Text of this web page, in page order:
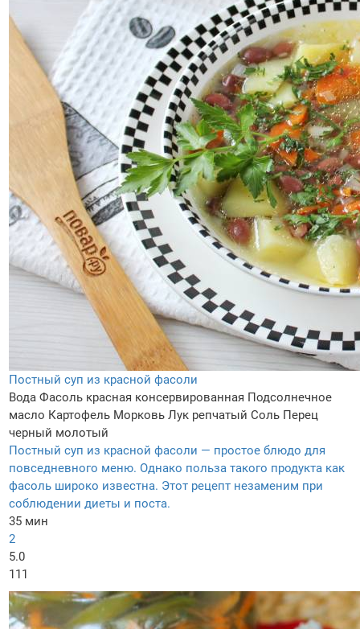
Постный суп из красной фасоли
Вода Фасоль красная консервированная Подсолнечное
масло Картофель Морковь Лук репчатый Соль Перец
черный молотый
Постный суп из красной фасоли — простое блюдо для
повседневного меню. Однако польза такого продукта как
фасоль широко известна. Этот рецепт незаменим при
соблюдении диеты и поста.
35 мин
2
5.0
111